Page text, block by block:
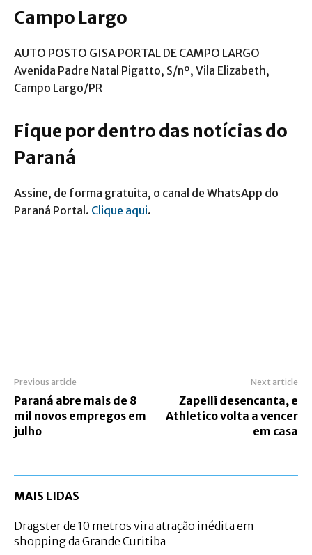
Campo Largo
AUTO POSTO GISA PORTAL DE CAMPO LARGO
Avenida Padre Natal Pigatto, S/nº, Vila Elizabeth,
Campo Largo/PR
Fique por dentro das notícias do
Paraná
Assine, de forma gratuita, o canal de WhatsApp do
Paraná Portal. Clique aqui.
Previous article
Paraná abre mais de 8
mil novos empregos em
julho
Next article
Zapelli desencanta, e
Athletico volta a vencer
em casa
MAIS LIDAS
Dragster de 10 metros vira atração inédita em
shopping da Grande Curitiba